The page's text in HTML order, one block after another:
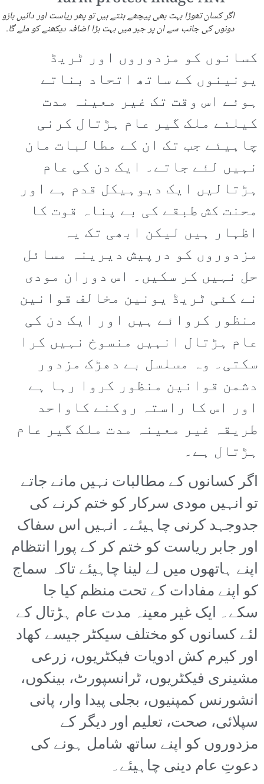
اگر کسان تھوڑا بہت بھی پیچھے ہٹتے ہیں تو پھر ریاست اور دائیں بازو
دونوں کی جانب سے ان پر جبر میں بہت بڑا اضافہ دیکھنے کو ملے گا۔
کسانوں کو مزدوروں اور ٹریڈ
یونینوں کے ساتھ اتحاد بناتے
ہوئے اس وقت تک غیر معینہ مدت
کیلئے ملک گیر عام ہڑتال کرنی
چاہیئے جب تک ان کے مطالبات مان
نہیں لئے جاتے۔ ایک دن کی عام
ہڑتالیں ایک دیوہیکل قدم ہے اور
محنت کش طبقے کی بے پناہ قوت کا
اظہار ہیں لیکن ابھی تک یہ
مزدوروں کو درپیش دیرینہ مسائل
حل نہیں کر سکیں۔ اس دوران مودی
نے کئی ٹریڈ یونین مخالف قوانین
منظور کروائے ہیں اور ایک دن کی
عام ہڑتال انہیں منسوخ نہیں کرا
سکتی۔ وہ مسلسل بے دھڑک مزدور
دشمن قوانین منظور کروا رہا ہے
اور اس کا راستہ روکنے کاواحد
طریقہ غیر معینہ مدت ملک گیر عام
ہڑتال ہے۔
اگر کسانوں کے مطالبات نہیں مانے جاتے
تو انہیں مودی سرکار کو ختم کرنے کی
جدوجہد کرنی چاہیئے۔ انہیں اس سفاک
اور جابر ریاست کو ختم کر کے پورا انتظام
اپنے ہاتھوں میں لے لینا چاہیئے تاکہ سماج
کو اپنے مفادات کے تحت منظم کیا جا
سکے۔ ایک غیر معینہ مدت عام ہڑتال کے
لئے کسانوں کو مختلف سیکٹر جیسے کھاد
اور کیرم کش ادویات فیکٹریوں، زرعی
مشینری فیکٹریوں، ٹرانسپورٹ، بینکوں،
انشورنس کمپنیوں، بجلی پیدا وار، پانی
سپلائی، صحت، تعلیم اور دیگر کے
مزدوروں کو اپنے ساتھ شامل ہونے کی
دعوتِ عام دینی چاہیئے۔